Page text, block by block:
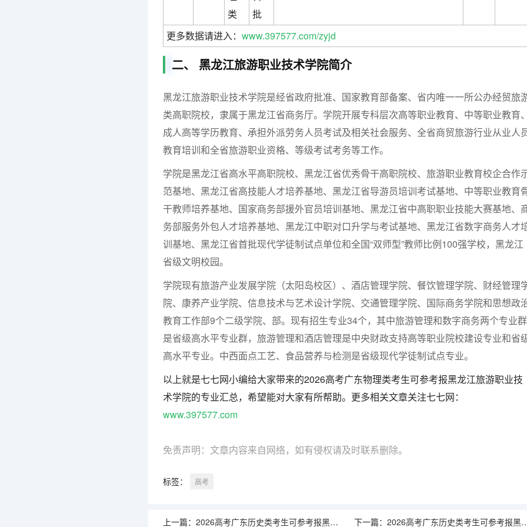
类
批
更多数据请进入： www.397577.com/zyjd
二、 黑龙江旅游职业技术学院简介
黑龙江旅游职业技术学院是经省政府批准、国家教育部备案、省内唯一一所公办经贸旅
类高职院校，隶属于黑龙江省商务厅。学院开展专科层次高等职业教育、中等职业教育、
成人高等学历教育、承担外派劳务人员考试及相关社会服务、全省商贸旅游行业从业人
教育培训和全省旅游职业资格、等级考试考务等工作。
学院是黑龙江省高水平高职院校、黑龙江省优秀骨干高职院校、旅游职业教育校企合作
范基地、黑龙江省高技能人才培养基地、黑龙江省导游员培训考试基地、中等职业教育
干教师培养基地、国家商务部援外官员培训基地、黑龙江省中高职职业技能大赛基地、
务部服务外包人才培养基地、黑龙江中职对口升学与考试基地、黑龙江省数字商务人才
训基地、黑龙江省首批现代学徒制试点单位和全国“双师型”教师比例100强学校，黑龙江
省级文明校园。
学院现有旅游产业发展学院（太阳岛校区）、酒店管理学院、餐饮管理学院、财经管理
院、康养产业学院、信息技术与艺术设计学院、交通管理学院、国际商务学院和思想政
教育工作部9个二级学院、部。现有招生专业34个，其中旅游管理和数字商务两个专业群
是省级高水平专业群，旅游管理和酒店管理是中央财政支持高等职业院校建设专业和省
高水平专业。中西面点工艺、食品营养与检测是省级现代学徒制试点专业。
以上就是七七网小编给大家带来的2026高考广东物理类考生可参考报黑龙江旅游职业技
术学院的专业汇总，希望能对大家有所帮助。更多相关文章关注七七网：
www.397577.com
免责声明：文章内容来自网络，如有侵权请及时联系删除。
标签： 高考
上一篇： 2026高考广东历史类考生可参考报黑龙江旅游职业技术学院的专业汇总 下一篇： 2026高考广东历史类考生可参考报黑龙江交通职业技术学院的专业汇总